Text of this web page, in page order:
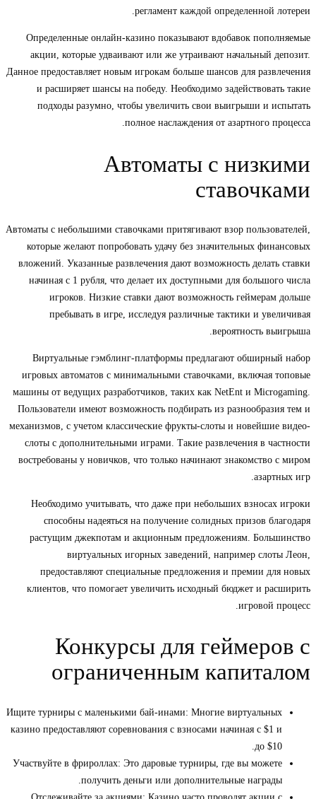
регламент каждой определенной лотереи.
Определенные онлайн-казино показывают вдобавок пополняемые
акции, которые удваивают или же утраивают начальный депозит.
Данное предоставляет новым игрокам больше шансов для развлечения
и расширяет шансы на победу. Необходимо задействовать такие
подходы разумно, чтобы увеличить свои выигрыши и испытать
полное наслаждения от азартного процесса.
Автоматы с низкими
ставочками
Автоматы с небольшими ставочками притягивают взор пользователей,
которые желают попробовать удачу без значительных финансовых
вложений. Указанные развлечения дают возможность делать ставки
начиная с 1 рубля, что делает их доступными для большого числа
игроков. Низкие ставки дают возможность геймерам дольше
пребывать в игре, исследуя различные тактики и увеличивая
вероятность выигрыша.
Виртуальные гэмблинг-платформы предлагают обширный набор
игровых автоматов с минимальными ставочками, включая топовые
машины от ведущих разработчиков, таких как NetEnt и Microgaming.
Пользователи имеют возможность подбирать из разнообразия тем и
механизмов, с учетом классические фрукты-слоты и новейшие видео-
слоты с дополнительными играми. Такие развлечения в частности
востребованы у новичков, что только начинают знакомство с миром
азартных игр.
Необходимо учитывать, что даже при небольших взносах игроки
способны надеяться на получение солидных призов благодаря
растущим джекпотам и акционным предложениям. Большинство
виртуальных игорных заведений, например слоты Леон,
предоставляют специальные предложения и премии для новых
клиентов, что помогает увеличить исходный бюджет и расширить
игровой процесс.
Конкурсы для геймеров с
ограниченным капиталом
Ищите турниры с маленькими бай-инами: Многие виртуальных
казино предоставляют соревнования с взносами начиная с $1 и
до $10.
Участвуйте в фрироллах: Это даровые турниры, где вы можете
получить деньги или дополнительные награды.